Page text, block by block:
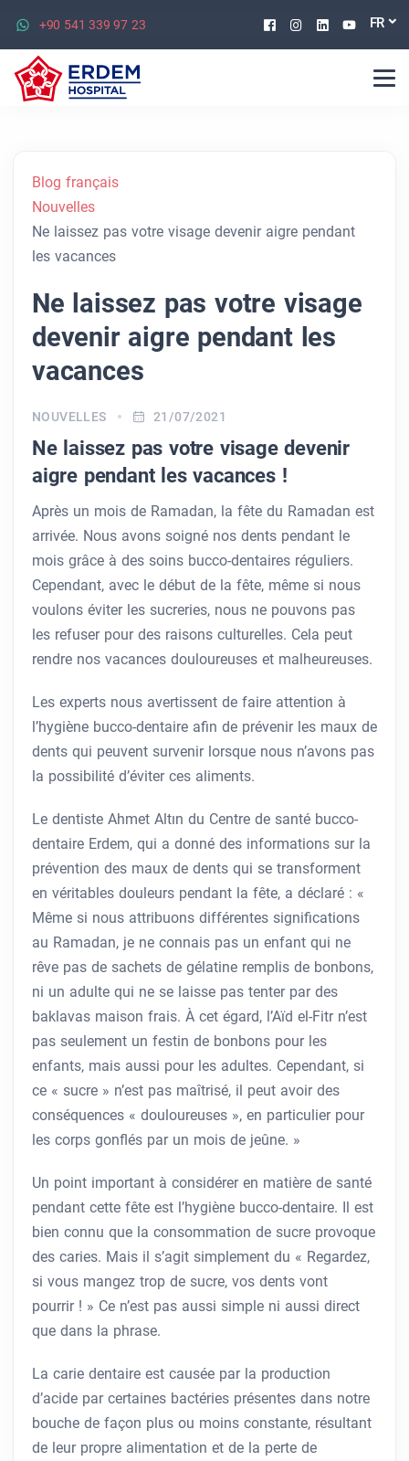
+90 541 339 97 23 Facebook
Instagram
Linkedin
FR
Blog français
Nouvelles
Ne laissez pas votre visage devenir aigre pendant
les vacances
Ne laissez pas votre visage
devenir aigre pendant les
vacances
NOUVELLES 21/07/2021
Ne laissez pas votre visage devenir
aigre pendant les vacances !
Après un mois de Ramadan, la fête du Ramadan est
arrivée. Nous avons soigné nos dents pendant le
mois grâce à des soins bucco-dentaires réguliers.
Cependant, avec le début de la fête, même si nous
voulons éviter les sucreries, nous ne pouvons pas
les refuser pour des raisons culturelles. Cela peut
rendre nos vacances douloureuses et malheureuses.
Les experts nous avertissent de faire attention à
l’hygiène bucco-dentaire afin de prévenir les maux de
dents qui peuvent survenir lorsque nous n’avons pas
la possibilité d’éviter ces aliments.
Le dentiste Ahmet Altın du Centre de santé bucco-
dentaire Erdem, qui a donné des informations sur la
prévention des maux de dents qui se transforment
en véritables douleurs pendant la fête, a déclaré : «
Même si nous attribuons différentes significations
au Ramadan, je ne connais pas un enfant qui ne
rêve pas de sachets de gélatine remplis de bonbons,
ni un adulte qui ne se laisse pas tenter par des
baklavas maison frais. À cet égard, l’Aïd el-Fitr n’est
pas seulement un festin de bonbons pour les
enfants, mais aussi pour les adultes. Cependant, si
ce « sucre » n’est pas maîtrisé, il peut avoir des
conséquences « douloureuses », en particulier pour
les corps gonflés par un mois de jeûne. »
Un point important à considérer en matière de santé
pendant cette fête est l’hygiène bucco-dentaire. Il est
bien connu que la consommation de sucre provoque
des caries. Mais il s’agit simplement du « Regardez,
si vous mangez trop de sucre, vos dents vont
pourrir ! » Ce n’est pas aussi simple ni aussi direct
que dans la phrase.
La carie dentaire est causée par la production
d’acide par certaines bactéries présentes dans notre
bouche de façon plus ou moins constante, résultant
de leur propre alimentation et de la perte de